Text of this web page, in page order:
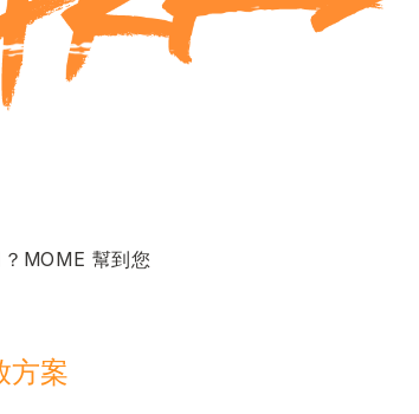
MOME 幫到您
方案